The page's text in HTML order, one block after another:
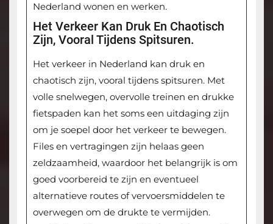
Nederland wonen en werken.
Het Verkeer Kan Druk En Chaotisch
Zijn, Vooral Tijdens Spitsuren.
Het verkeer in Nederland kan druk en
chaotisch zijn, vooral tijdens spitsuren. Met
volle snelwegen, overvolle treinen en drukke
fietspaden kan het soms een uitdaging zijn
om je soepel door het verkeer te bewegen.
Files en vertragingen zijn helaas geen
zeldzaamheid, waardoor het belangrijk is om
goed voorbereid te zijn en eventueel
alternatieve routes of vervoersmiddelen te
overwegen om de drukte te vermijden.